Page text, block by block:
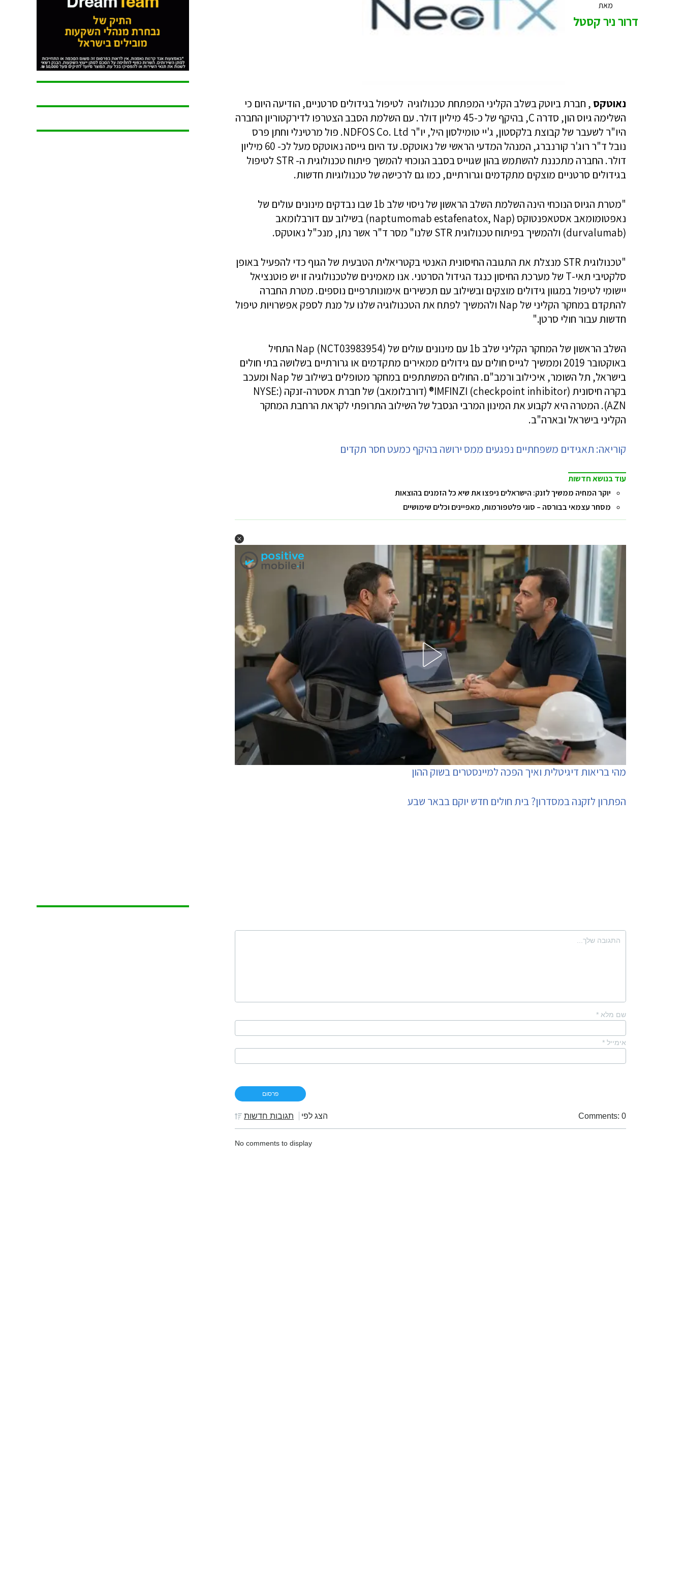
מאת
דרור ניר קסטל
נאוטקס , חברת ביוטק בשלב הקליני המפתחת טכנולוגיה לטיפול בגידולים סרטניים, הודיעה היום כי
השלימה גיוס הון, סדרה C, בהיקף של כ-45 מיליון דולר. עם השלמת הסבב הצטרפו לדירקטוריון החברה
היו"ר לשעבר של קבוצת בלקסטון, ג'יי טומילסון היל, יו"ר NDFOS Co. Ltd. פול מרטינלי וחתן פרס
נובל ד"ר רוג'ר קורנברג, המנהל המדעי הראשי של נאוטקס. עד היום גייסה נאוטקס מעל לכ- 60 מיליון
דולר. החברה מתכננת להשתמש בהון שגוייס בסבב הנוכחי להמשך פיתוח טכנולוגית ה- STR לטיפול
בגידולים סרטניים מוצקים מתקדמים וגרורתיים, כמו גם לרכישה של טכנולוגיות חדשות.
"מטרת הגיוס הנוכחי הינה השלמת השלב הראשון של ניסוי שלב 1b שבו נבדקים מינונים עולים של
נאפטומומאב אסטאפנטוקס (naptumomab estafenatox, Nap) בשילוב עם דורבלומאב
(durvalumab) ולהמשיך בפיתוח טכנולוגית STR שלנו" מסר ד"ר אשר נתן, מנכ"ל נאוטקס.
"טכנולוגית STR מנצלת את התגובה החיסונית האנטי בקטריאלית הטבעית של הגוף כדי להפעיל באופן
סלקטיבי תאי-T של מערכת החיסון כנגד הגידול הסרטני. אנו מאמינים שלטכנולוגיה זו יש פוטנציאל
יישומי לטיפול במגוון גידולים מוצקים ובשילוב עם תכשירים אימונותרפיים נוספים. מטרת החברה
להתקדם במחקר הקליני של Nap ולהמשיך לפתח את הטכנולוגיה שלנו על מנת לספק אפשרויות טיפול
חדשות עבור חולי סרטן."
השלב הראשון של המחקר הקליני שלב 1b עם מינונים עולים של Nap (NCT03983954) התחיל
באוקטובר 2019 וממשיך לגייס חולים עם גידולים ממאירים מתקדמים או גרורתיים בשלושה בתי חולים
בישראל, תל השומר, איכילוב ורמב"ם. החולים המשתתפים במחקר מטופלים בשילוב של Nap ומעכב
בקרה חיסונית (checkpoint inhibitor) IMFINZI® (דורבלומאב) של חברת אסטרה-זנקה (NYSE:
AZN). המטרה היא לקבוע את המינון המרבי הנסבל של השילוב התרופתי לקראת הרחבת המחקר
הקליני בישראל ובארה"ב.
קוריאה: תאגידים משפחתיים נפגעים ממס ירושה בהיקף כמעט חסר תקדים
עוד בנושא חדשות
יוקר המחיה ממשיך לזנק: הישראלים ניפצו את שיא כל הזמנים בהוצאות
מסחר עצמאי בבורסה – סוגי פלטפורמות, מאפיינים וכלים שימושיים
מהי בריאות דיגיטלית ואיך הפכה למיינסטרים בשוק ההון
הפתרון לזקנה במסדרון? בית חולים חדש יוקם בבאר שבע
שם מלא *
אימייל *
Comments: 0 הצג לפי תגובות חדשות
No comments to display